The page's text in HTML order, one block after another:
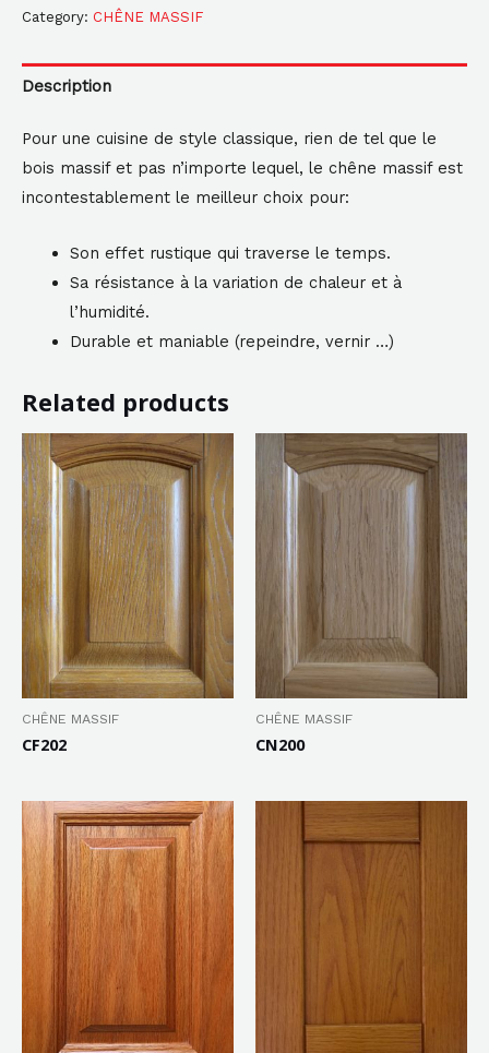
Category: CHÊNE MASSIF
Description
Pour une cuisine de style classique, rien de tel que le
bois massif et pas n’importe lequel, le chêne massif est
incontestablement le meilleur choix pour:
Son effet rustique qui traverse le temps.
Sa résistance à la variation de chaleur et à
l’humidité.
Durable et maniable (repeindre, vernir …)
Related products
CHÊNE MASSIF
CF202
CHÊNE MASSIF
CN200